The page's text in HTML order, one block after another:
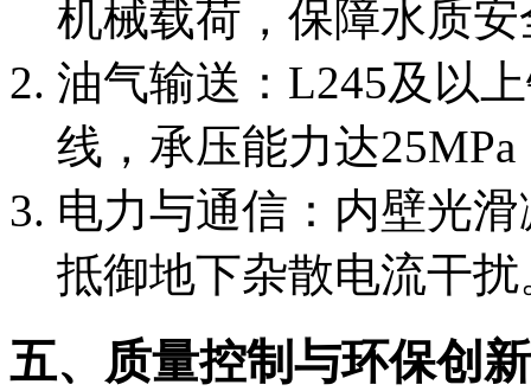
机械载荷，保障水质安
油气输送：L245及以
线，承压能力达
电力与通信：内壁光
抵御地下杂散电流干扰
五、质量控制与环保创新